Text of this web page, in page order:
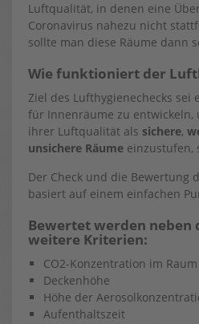
Luftqualität, in denen eine
Coronavirus nahezu nicht
sollte man diese Räume dann
Wie funktioniert der
Ziel des Lufthygienechecks sei
für Innenräume zu entwickeln,
ihrer Luftqualität als sichere,
unsichere Räume einzustufen,
Der Check und die Bewertung
basiert auf einem einfachen
Bewertet werden neben
weitere Kriterien:
CO2-Konzentration im Raum
Deckenhöhe
Höhe der
Aufenthaltszeit